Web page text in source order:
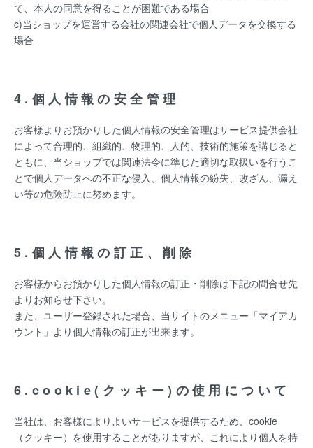
て、本人の同意を得ることが困難である場合
c)当ショップを運営する会社の関連会社で個人データを交換する
場合
4.個人情報の安全管理
お客様よりお預かりした個人情報の安全管理はサービス提供会社
によって合理的、組織的、物理的、人的、技術的施策を講じると
ともに、当ショップでは関連法令に準じた適切な取扱いを行うこ
とで個人データへの不正な侵入、個人情報の紛失、改ざん、漏え
い等の危険防止に努めます。
5.個人情報の訂正、削除
お客様からお預かりした個人情報の訂正・削除は下記の問合せ先
よりお知らせ下さい。
また、ユーザー登録された場合、当サイトのメニュー「マイアカ
ウント」より個人情報の訂正が出来ます。
6.cookie(クッキー)の使用について
当社は、お客様によりよいサービスを提供するため、cookie
（クッキー）を使用することがありますが、これにより個人を特